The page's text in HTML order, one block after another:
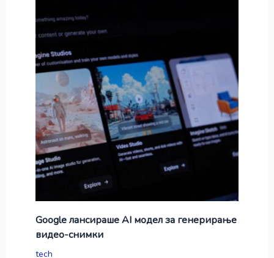
Google лансираше AI модел за генерирање
видео-снимки
tech